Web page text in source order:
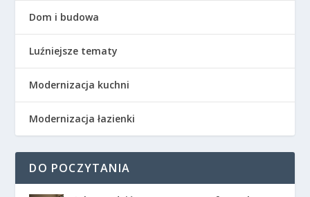
Dom i budowa
Luźniejsze tematy
Modernizacja kuchni
Modernizacja łazienki
DO POCZYTANIA